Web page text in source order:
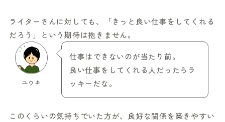
ライターさんに対しても、「きっと良い仕事をしてくれる
だろう」という期待は抱きません。
ユウキ
仕事はできないのが当たり前。
良い仕事をしてくれる人だったらラ
ッキーだな。
このくらいの気持ちでいた方が、良好な関係を築きやすい